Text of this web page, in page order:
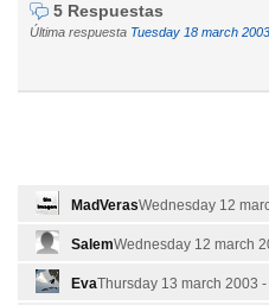
5 Respuestas
Última respuesta Tuesday 18 march
MadVerasWednesday 12
SalemWednesday 12 march
EvaThursday 13 march 2003